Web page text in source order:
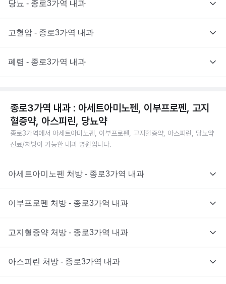
당뇨 - 종로3가역 내과
고혈압 - 종로3가역 내과
폐렴 - 종로3가역 내과
종로3가역 내과 : 아세트아미노펜, 이부프로펜, 고지
혈증약, 아스피린, 당뇨약
종로3가역에서 아세트아미노펜, 이부프로펜, 고지혈증약, 아스피린, 당뇨약
진료/처방이 가능한 내과 병원입니다.
아세트아미노펜 처방 - 종로3가역 내과
이부프로펜 처방 - 종로3가역 내과
고지혈증약 처방 - 종로3가역 내과
아스피린 처방 - 종로3가역 내과